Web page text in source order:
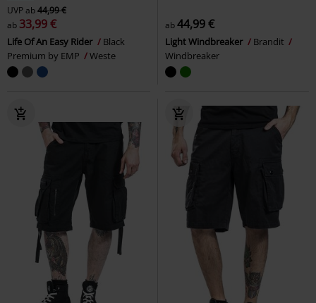
UVPab44,99 €
ab 33,99 €
Life Of An Easy Rider
Black
Premium by EMP
Weste
ab44,99 €
Light Windbreaker
Brandit
Windbreaker